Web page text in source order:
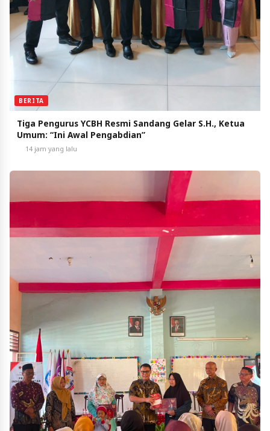
BERITA
Tiga Pengurus YCBH Resmi Sandang Gelar S.H., Ketua
Umum: “Ini Awal Pengabdian”
14 jam yang lalu